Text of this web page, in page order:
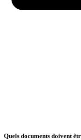
Quels documents doivent